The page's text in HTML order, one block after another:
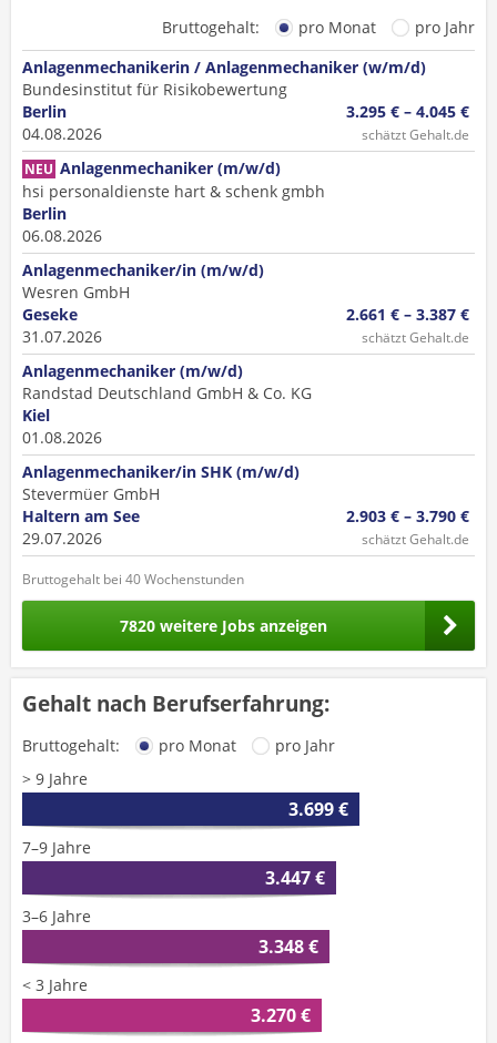
Bruttogehalt: pro Monat
pro Jahr
Anlagenmechanikerin / Anlagenmechaniker (w/m/d)
Bundesinstitut für Risikobewertung
Berlin
04.08.2026
3.295 € – 4.045 €
schätzt Gehalt.de
NEU Anlagenmechaniker (m/w/d)
hsi personaldienste hart & schenk gmbh
Berlin
06.08.2026
Anlagenmechaniker/in (m/w/d)
Wesren GmbH
Geseke
31.07.2026
2.661 € – 3.387 €
schätzt Gehalt.de
Anlagenmechaniker (m/w/d)
Randstad Deutschland GmbH & Co. KG
Kiel
01.08.2026
Anlagenmechaniker/in SHK (m/w/d)
Stevermüer GmbH
Haltern am See
29.07.2026
2.903 € – 3.790 €
schätzt Gehalt.de
Bruttogehalt bei 40 Wochenstunden
7820 weitere Jobs anzeigen
Gehalt nach Berufserfahrung:
Bruttogehalt: pro Monat
pro Jahr
> 9 Jahre
3.699 €
7–9 Jahre
3.447 €
3–6 Jahre
3.348 €
< 3 Jahre
3.270 €